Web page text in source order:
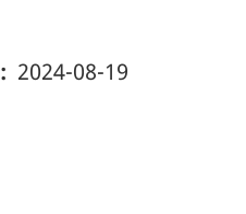
2024-08-19